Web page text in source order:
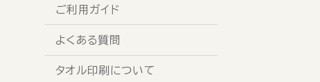
ご利用ガイド
よくある質問
タオル印刷について